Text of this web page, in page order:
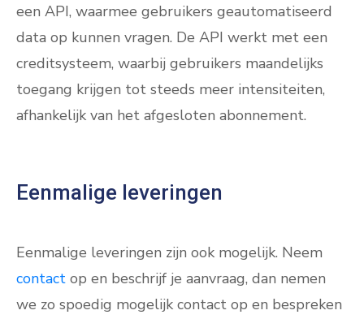
een API, waarmee gebruikers geautomatiseerd
data op kunnen vragen. De API werkt met een
creditsysteem, waarbij gebruikers maandelijks
toegang krijgen tot steeds meer intensiteiten,
afhankelijk van het afgesloten abonnement.
Eenmalige leveringen
Eenmalige leveringen zijn ook mogelijk. Neem
contact op en beschrijf je aanvraag, dan nemen
we zo spoedig mogelijk contact op en bespreken